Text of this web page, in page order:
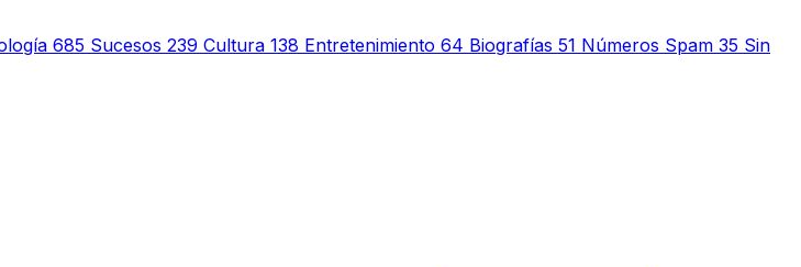
685 Sucesos 239 Cultura 138 Entretenimiento 64 Biografías 51 Números Spam 35 Sin